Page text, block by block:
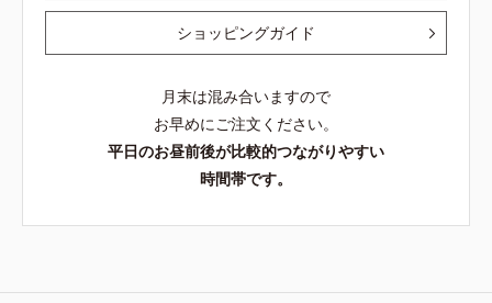
ショッピングガイド
月末は混み合いますので
お早めにご注文ください。
平日のお昼前後が比較的つながりやすい
時間帯です。